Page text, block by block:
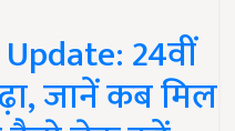
24वीं
जानें कब मिल